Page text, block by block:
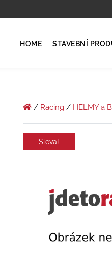
HOME STAVEBNÍ
/ Racing/ HELMY a
Sleva!